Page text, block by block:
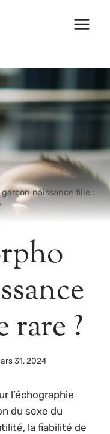
naissance fille :
rare ?
31, 2024
l’échographie
du sexe du
la fiabilité de